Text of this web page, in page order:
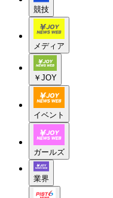
競技
メディア
￥JOY
イベント
ガールズ
業界